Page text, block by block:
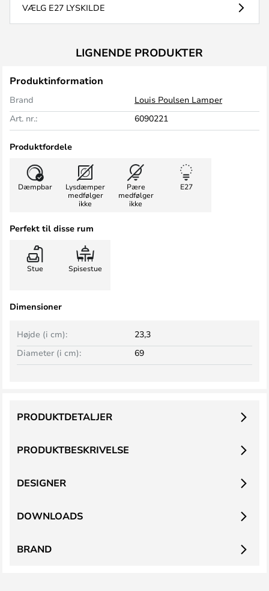
VÆLG E27 LYSKILDE
LIGNENDE PRODUKTER
Produktinformation
Brand
Louis Poulsen Lamper
Art. nr.:
6090221
Produktfordele
Dæmpbar
Lysdæmper
medfølger
ikke
Pære
medfølger
ikke
E27
Perfekt til disse rum
Stue Spisestue
Dimensioner
Højde (i cm):
23,3
Diameter (i cm):
69
PRODUKTBESKRIVELSE
PRODUKTDETALJER
DESIGNER
DOWNLOADS
BRAND